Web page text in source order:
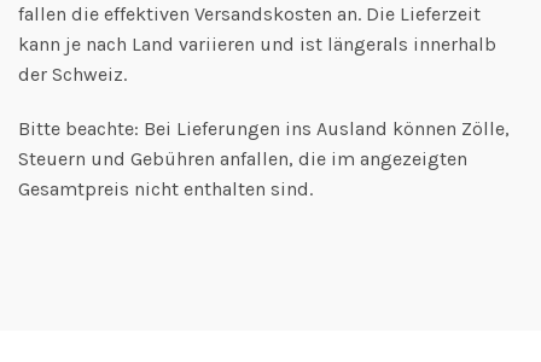
fallen die effektiven Versandskosten an. Die Lieferzeit
kann je nach Land variieren und ist längerals innerhalb
der Schweiz.
Bitte beachte: Bei Lieferungen ins Ausland können Zölle,
Steuern und Gebühren anfallen, die im angezeigten
Gesamtpreis nicht enthalten sind.